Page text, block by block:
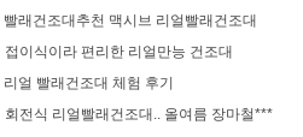
빨래건조대추천 맥시브 리얼빨래건조대
접이식이라 편리한 리얼만능 건조대
리얼 빨래건조대 체험 후기
회전식 리얼빨래건조대.. 올여름 장마철***